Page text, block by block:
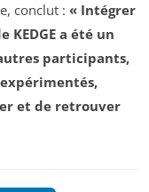
conclut : « Intégrer
a été un
participants,
et de retrouver